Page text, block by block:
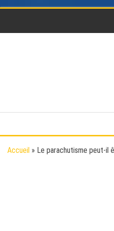
Accueil » Le parachutisme peut-il